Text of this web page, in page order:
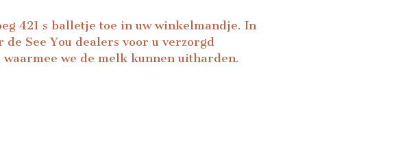
421 s balletje toe in uw winkelmandje. In
See You dealers voor u verzorgd
we de melk kunnen uitharden.